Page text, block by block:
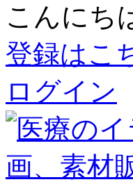
こんにち
登録はこ
ログイン